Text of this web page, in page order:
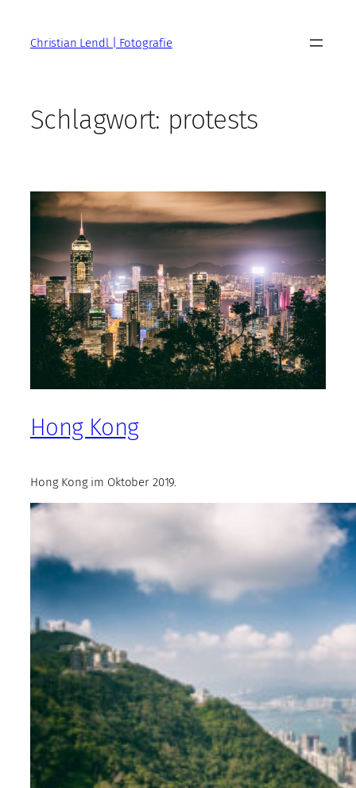
springenChristian Lendl | Fotografie
Schlagwort: protests
Hong Kong
Hong Kong im Oktober 2019.